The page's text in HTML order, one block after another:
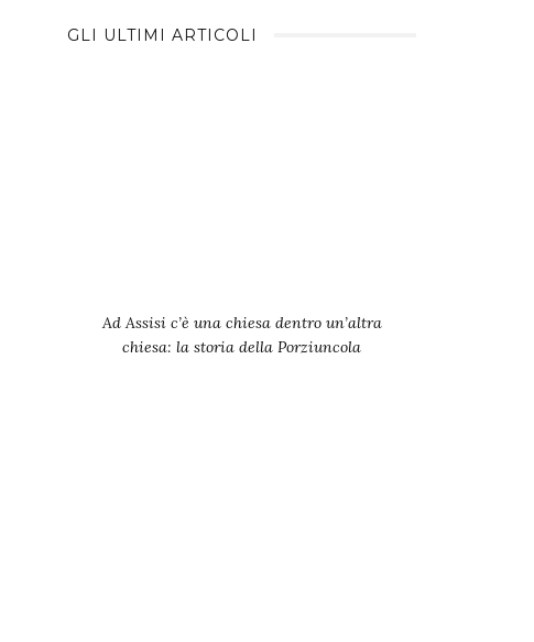
GLI ULTIMI ARTICOLI
Ad Assisi c’è una chiesa dentro un’altra
chiesa: la storia della Porziuncola